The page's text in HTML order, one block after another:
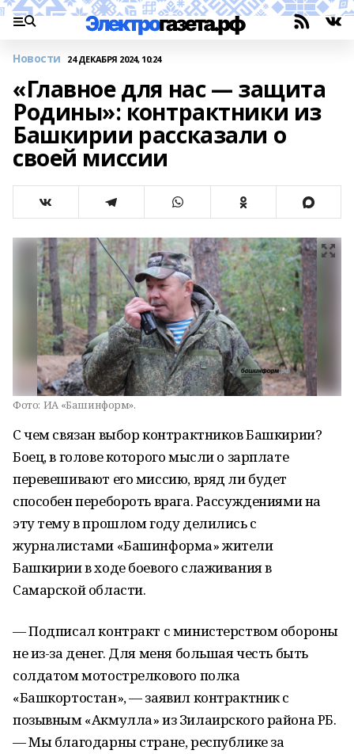
Новости 24 ДЕКАБРЯ 2024, 10:24
«Главное для нас — защита
Родины»: контрактники из
Башкирии рассказали о
своей миссии
Фото: ИА «Башинформ».
С чем связан выбор контрактников Башкирии?
Боец, в голове которого мысли о зарплате
перевешивают его миссию, вряд ли будет
способен перебороть врага. Рассуждениями на
эту тему в прошлом году делились с
журналистами «Башинформа» жители
Башкирии в ходе боевого слаживания в
Самарской области.
— Подписал контракт с министерством обороны
не из-за денег. Для меня большая честь быть
солдатом мотострелкового полка
«Башкортостан», — заявил контрактник с
позывным «Акмулла» из Зилаирского района РБ.
— Мы благодарны стране, республике за